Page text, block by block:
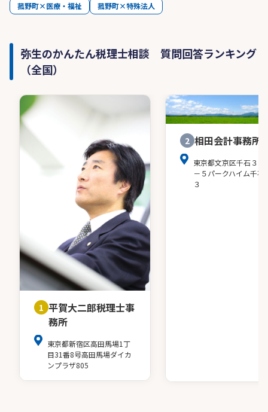
菰野町×医療・福祉 菰野町×特殊法人
弥生のかんたん税理士相談 質問回答ランキング
（全国）
1 平賀大二郎税理士事
務所
東京都新宿区高田馬場1丁
目31番8号高田馬場ダイカ
ンプラザ805
2 相田会計事務所
東京都文京区千石３－
－５パークハイム千石
３